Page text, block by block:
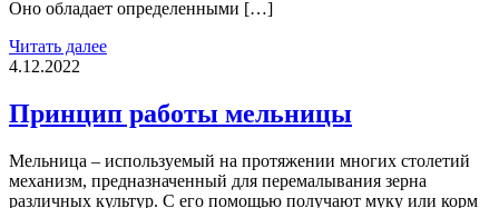
Оно обладает определенными […]
Читать далее
4.12.2022
Принцип работы мельницы
Мельница – используемый на протяжении многих столетий
механизм, предназначенный для перемалывания зерна
различных культур. С его помощью получают муку или корм